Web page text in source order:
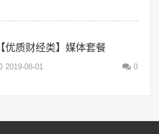
【优质财经类】媒体套餐
2019-08-01 0